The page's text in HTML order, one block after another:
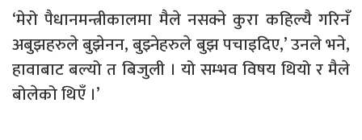
‘मेरो पैधानमन्त्रीकालमा मैले नसक्ने कुरा कहिल्यै गरिनँ
अबुझहरुले बुझेनन, बुझ्नेहरुले बुझ पचाइदिए,’ उनले भने,
हावाबाट बल्यो त बिजुली । यो सम्भव विषय थियो र मैले
बोलेको थिएँ ।’